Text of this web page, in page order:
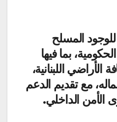
للوجود المسلح
بما فيها
اللبنانية،
مع تقديم الدعم
الأمن الداخلي.